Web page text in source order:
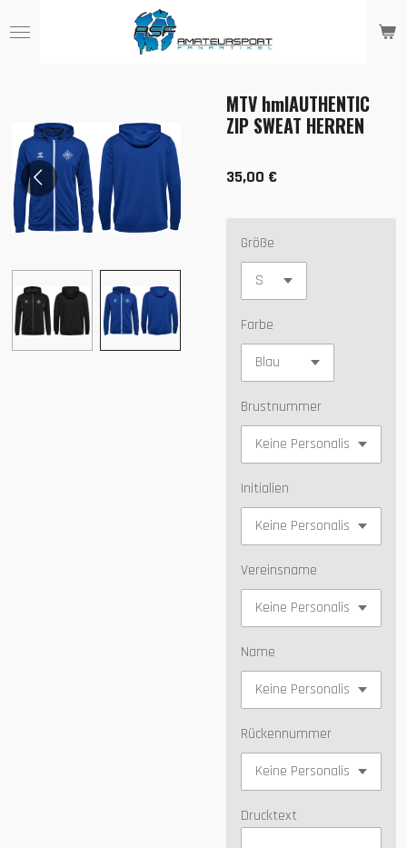
Hauptinhalt
MTV hmlAUTHENTIC
ZIP SWEAT HERREN
35,00 €
Größe
Farbe
Brustnummer
Initialien
Vereinsname
Name
Rückennummer
Drucktext